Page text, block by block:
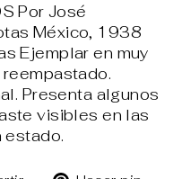
Por José
México, 1938
Ejemplar en muy
Presenta algunos
visibles en las
estado.